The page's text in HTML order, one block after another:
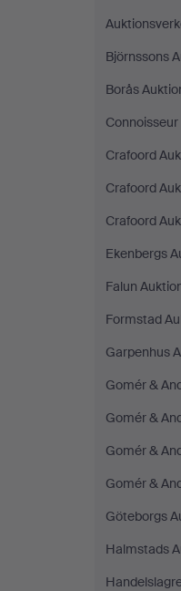
Björnssons
Borås
Crafoord
Crafoord
Crafoord
Ekenbergs
Falun
Formstad
Garpenhus
Gomér &
Gomér &
Gomér &
Gomér &
Göteborgs
Halmstads